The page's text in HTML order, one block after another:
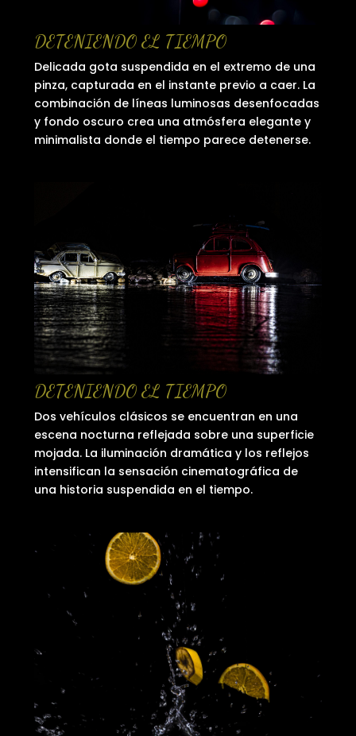
DETENIENDO EL TIEMPO
Delicada gota suspendida en el extremo de una
pinza, capturada en el instante previo a caer. La
combinación de líneas luminosas desenfocadas
y fondo oscuro crea una atmósfera elegante y
minimalista donde el tiempo parece detenerse.
DETENIENDO EL TIEMPO
Dos vehículos clásicos se encuentran en una
escena nocturna reflejada sobre una superficie
mojada. La iluminación dramática y los reflejos
intensifican la sensación cinematográfica de
una historia suspendida en el tiempo.